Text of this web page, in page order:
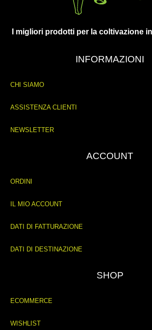
I migliori prodotti per la coltivazione
INFORMAZIONI
CHI SIAMO
ASSISTENZA CLIENTI
NEWSLETTER
ACCOUNT
ORDINI
IL MIO ACCOUNT
DATI DI FATTURAZIONE
DATI DI DESTINAZIONE
SHOP
ECOMMERCE
WISHLIST